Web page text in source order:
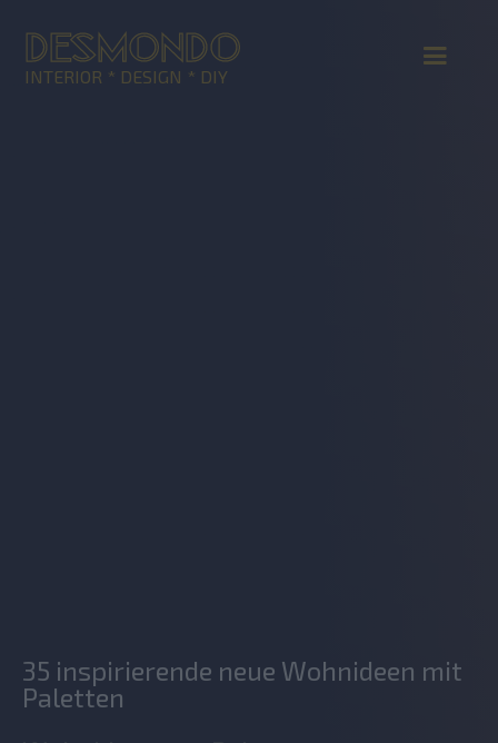
DESMONDO
INTERIOR * DESIGN * DIY
35 inspirierende neue Wohnideen mit
Paletten